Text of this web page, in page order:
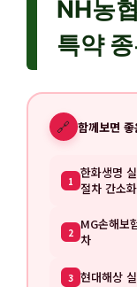
NH농
특약
🔗 함께보면 좋
1 한화생명
절차 간소화
2 MG손해보
차
3 현대해상